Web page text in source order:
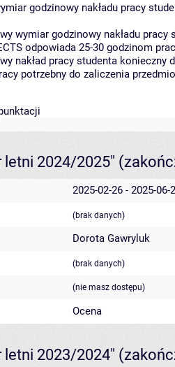
godzinowy nakładu pracy
wymiar godzinowy nakładu pracy
odpowiada 25-30 godzinom
nakład pracy studenta konieczny
potrzebny do zaliczenia
letni 2024/2025"
2025-02-26 - 2025-06-
(brak danych)
Dorota Gawryluk
(brak danych)
(nie masz dostępu)
Ocena
letni 2023/2024"